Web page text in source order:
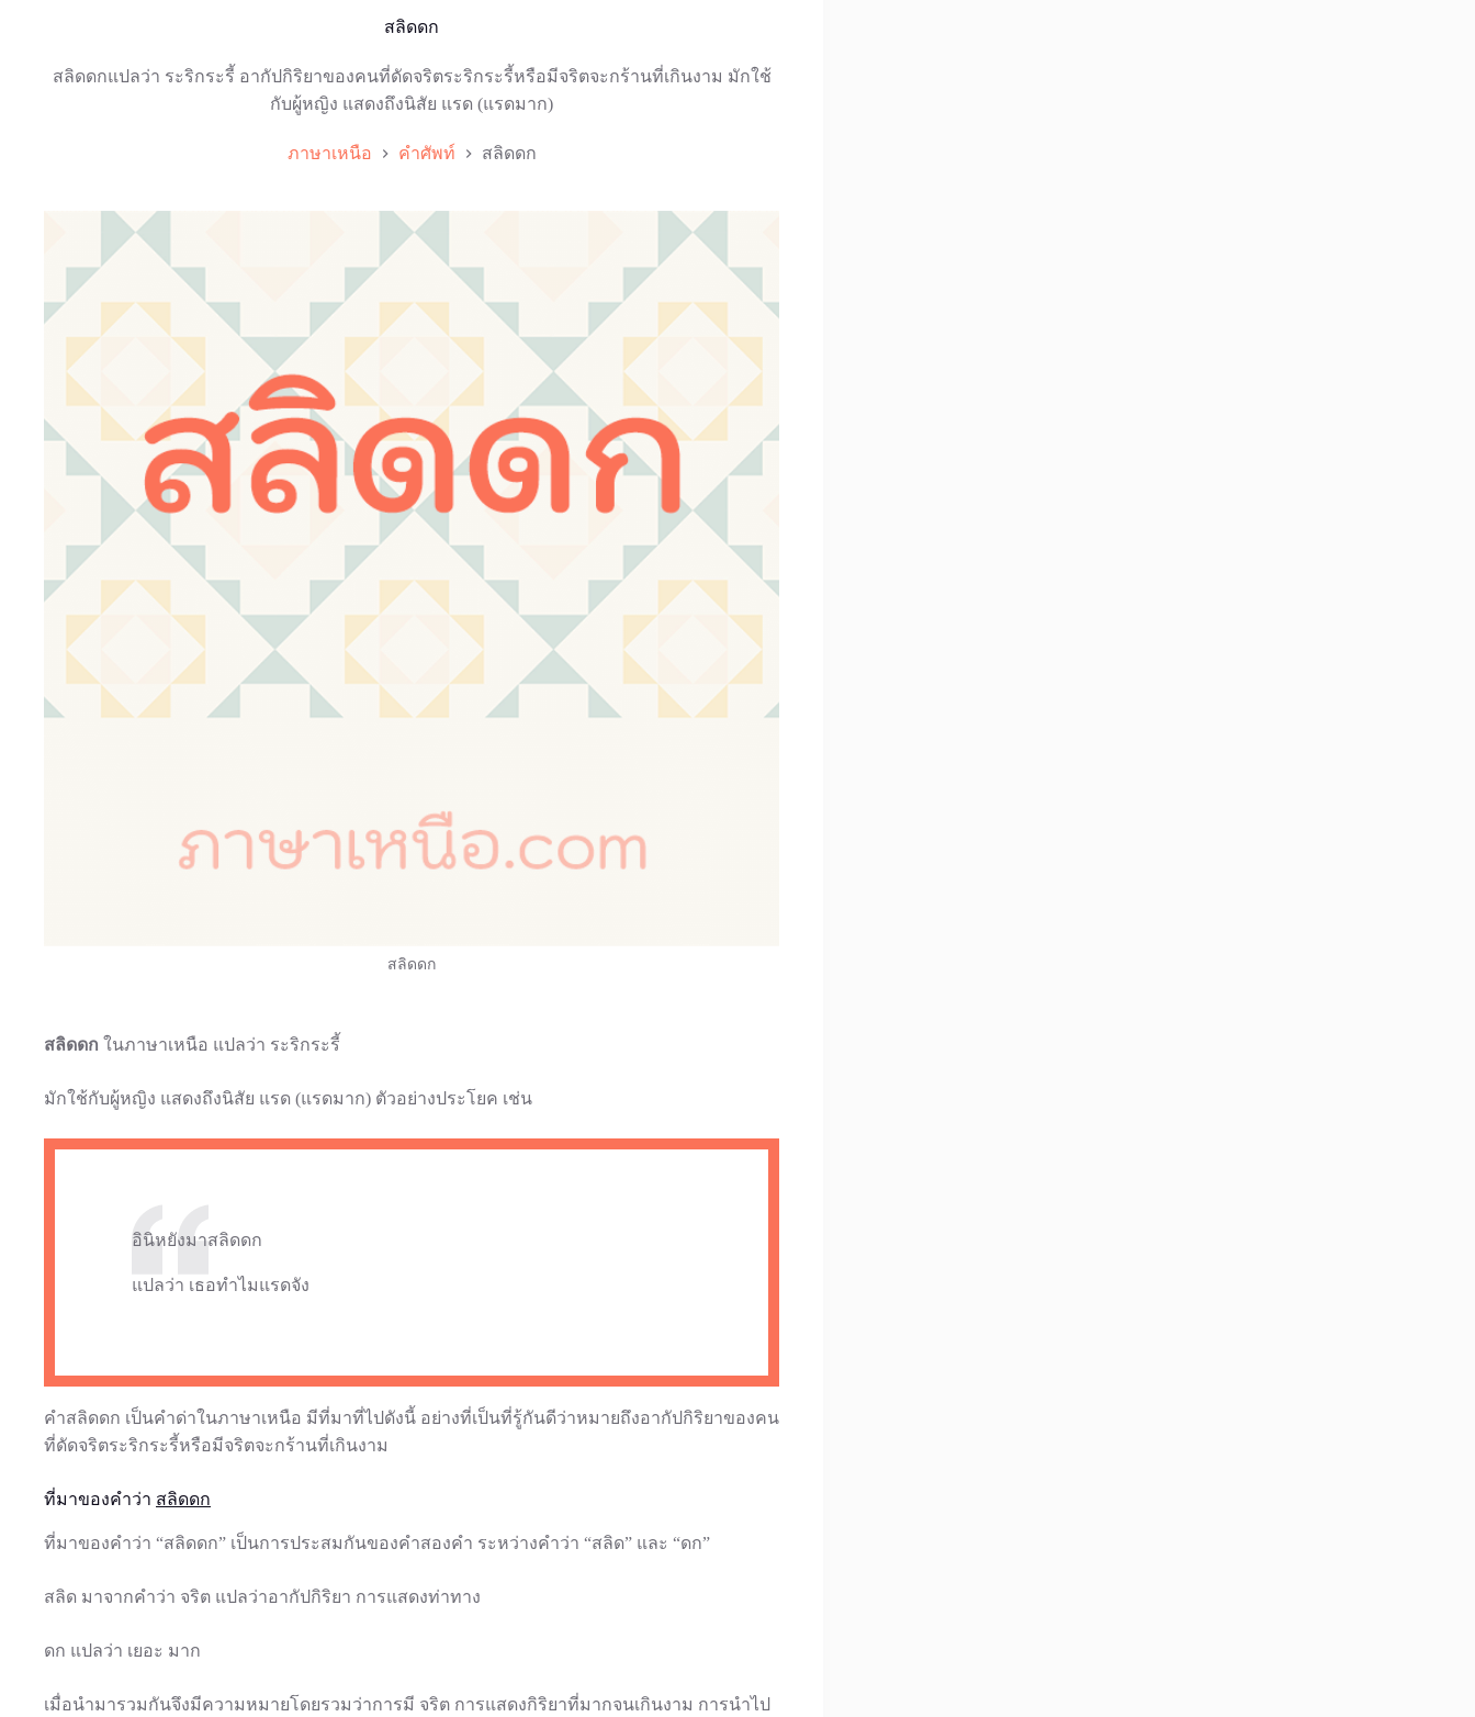
สลิดดก
สลิดดกแปลว่า ระริกระรี้ อากัปกิริยาของคนที่ดัดจริตระริกระรี้หรือมีจริตจะกร้านที่เกินงาม มักใช้
กับผู้หญิง แสดงถึงนิสัย แรด (แรดมาก)
ภาษาเหนือ คำศัพท์ สลิดดก
สลิดดก
สลิดดก ในภาษาเหนือ แปลว่า ระริกระรี้
มักใช้กับผู้หญิง แสดงถึงนิสัย แรด (แรดมาก) ตัวอย่างประโยค เช่น
อินิหยังมาสลิดดก
แปลว่า เธอทำไมแรดจัง
คำสลิดดก เป็นคำด่าในภาษาเหนือ มีที่มาที่ไปดังนี้ อย่างที่เป็นที่รู้กันดีว่าหมายถึงอากัปกิริยาของคน
ที่ดัดจริตระริกระรี้หรือมีจริตจะกร้านที่เกินงาม
ที่มาของคำว่า สลิดดก
ที่มาของคำว่า “สลิดดก” เป็นการประสมกันของคำสองคำ ระหว่างคำว่า “สลิด” และ “ดก”
สลิด มาจากคำว่า จริต แปลว่าอากัปกิริยา การแสดงท่าทาง
ดก แปลว่า เยอะ มาก
เมื่อนำมารวมกันจึงมีความหมายโดยรวมว่าการมี จริต การแสดงกิริยาที่มากจนเกินงาม การนำไป